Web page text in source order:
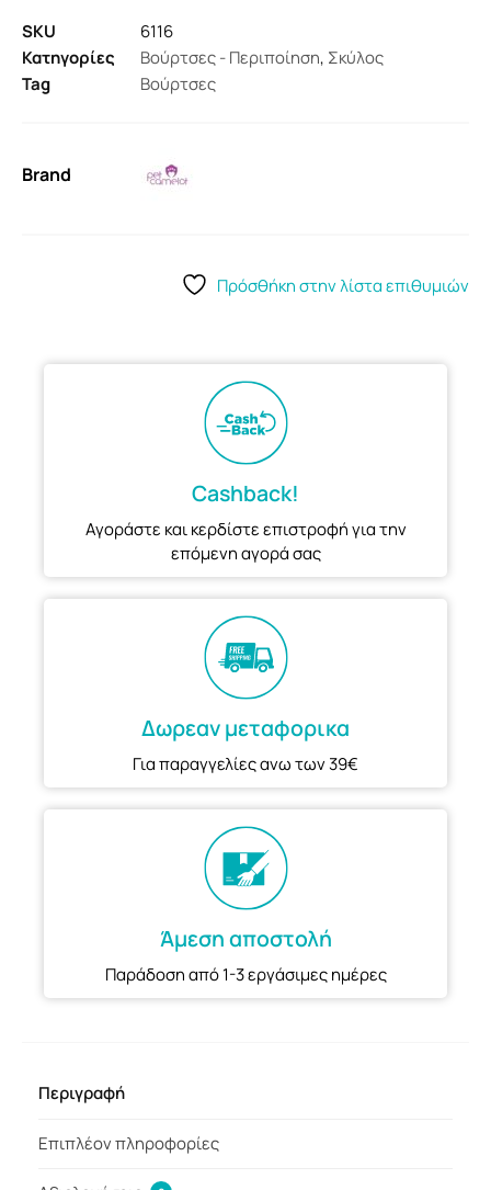
SKU
6116
Κατηγορίες
Βούρτσες - Περιποίηση, Σκύλος
Tag
Βούρτσες
Brand
Πρόσθήκη στην λίστα επιθυμιών
Cashback!
Αγοράστε και κερδίστε επιστροφή για την
επόμενη αγορά σας
Δωρεαν μεταφορικα
Για παραγγελίες ανω των 39€
Άμεση αποστολή
Παράδοση από 1-3 εργάσιμες ημέρες
Περιγραφή
Επιπλέον πληροφορίες